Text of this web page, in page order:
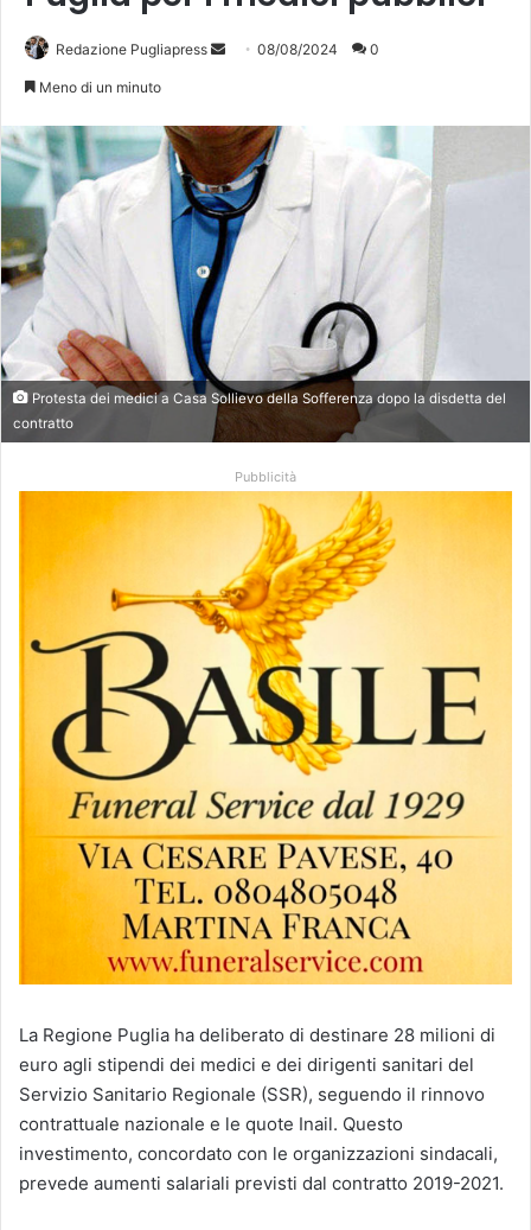
Redazione Pugliapress
Invia 08/08/2024 0
Meno di un minuto
Protesta dei medici a Casa Sollievo della Sofferenza dopo la disdetta del
contratto
Pubblicità
La Regione Puglia ha deliberato di destinare 28 milioni di
euro agli stipendi dei medici e dei dirigenti sanitari del
Servizio Sanitario Regionale (SSR), seguendo il rinnovo
contrattuale nazionale e le quote Inail. Questo
investimento, concordato con le organizzazioni sindacali,
prevede aumenti salariali previsti dal contratto 2019-2021.